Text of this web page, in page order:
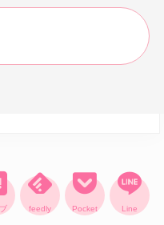
feedly Pocket Line